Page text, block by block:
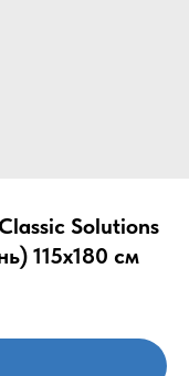
Solutions
115х180 см